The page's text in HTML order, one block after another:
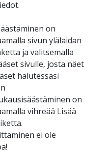
on
sivun ylälaidan
ja valitsemalla
sivulle, josta näet
halutessasi
on
vihreää Lisää
ei ole